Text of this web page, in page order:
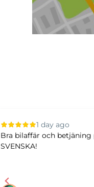
1 day ago
Bra bilaffär och betjäning
SVENSKA!